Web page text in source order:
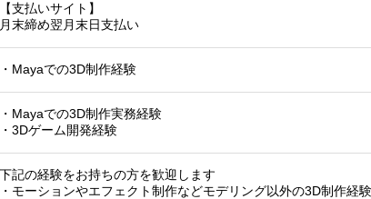
【支払いサイト】
月末締め翌月末日支払い
・Mayaでの3D制作経験
・Mayaでの3D制作実務経験
・3Dゲーム開発経験
下記の経験をお持ちの方を歓迎します
・モーションやエフェクト制作などモデリング以外の3D制作経験